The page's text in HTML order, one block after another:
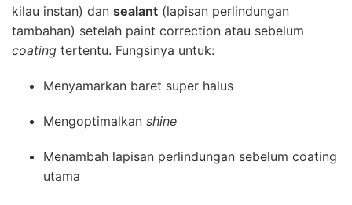
kilau instan) dan sealant (lapisan perlindungan
tambahan) setelah paint correction atau sebelum
coating tertentu. Fungsinya untuk:
Menyamarkan baret super halus
Mengoptimalkan shine
Menambah lapisan perlindungan sebelum coating
utama